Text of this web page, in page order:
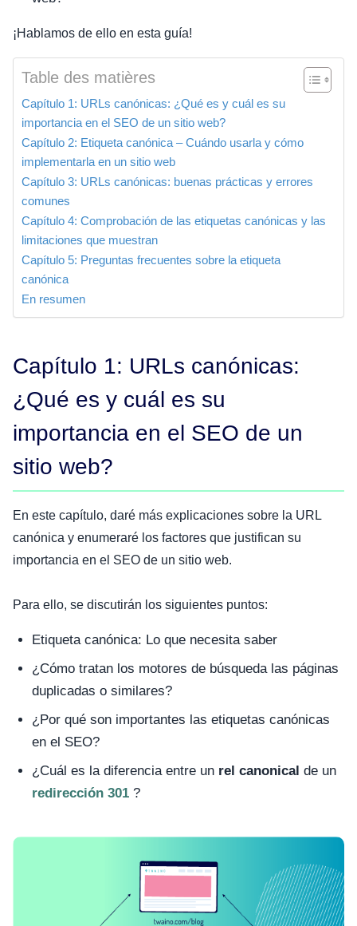
¡Hablamos de ello en esta guía!
Table des matières
Capítulo 1: URLs canónicas: ¿Qué es y cuál es su
importancia en el SEO de un sitio web?
Capítulo 2: Etiqueta canónica – Cuándo usarla y cómo
implementarla en un sitio web
Capítulo 3: URLs canónicas: buenas prácticas y errores
comunes
Capítulo 4: Comprobación de las etiquetas canónicas y las
limitaciones que muestran
Capítulo 5: Preguntas frecuentes sobre la etiqueta
canónica
En resumen
Capítulo 1: URLs canónicas:
¿Qué es y cuál es su
importancia en el SEO de un
sitio web?
En este capítulo, daré más explicaciones sobre la URL
canónica y enumeraré los factores que justifican su
importancia en el SEO de un sitio web.
Para ello, se discutirán los siguientes puntos:
Etiqueta canónica: Lo que necesita saber
¿Cómo tratan los motores de búsqueda las páginas
duplicadas o similares?
¿Por qué son importantes las etiquetas canónicas
en el SEO?
¿Cuál es la diferencia entre un rel canonical de un
redirección 301 ?